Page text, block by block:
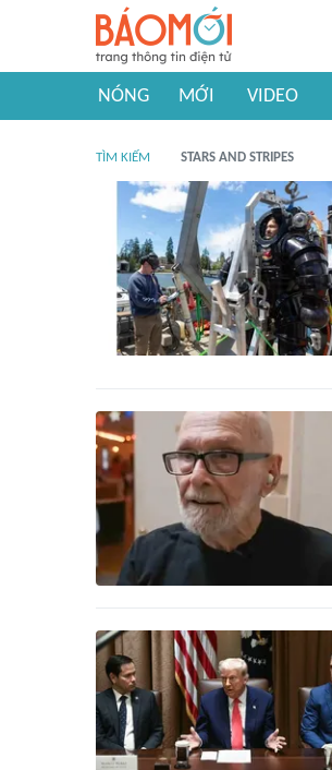
NÓNG MỚI VIDEO
TÌM KIẾM STARS AND STRIPES